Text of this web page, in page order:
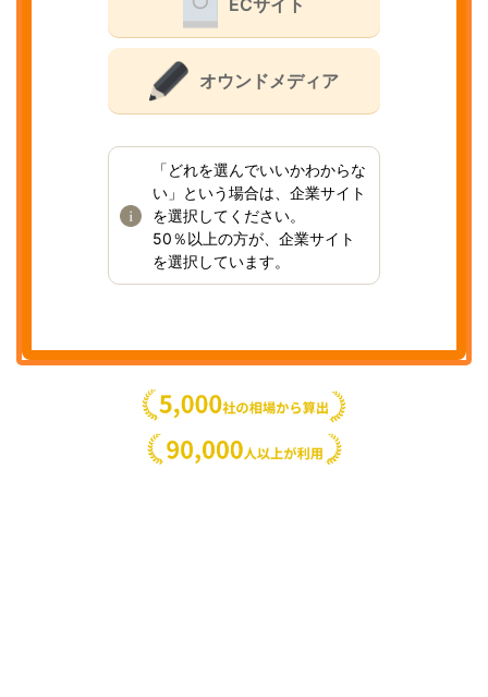
ECサイト
オウンドメディア
「どれを選んでいいかわからな
い」という場合は、企業サイト
を選択してください。
50％以上の方が、企業サイト
を選択しています。